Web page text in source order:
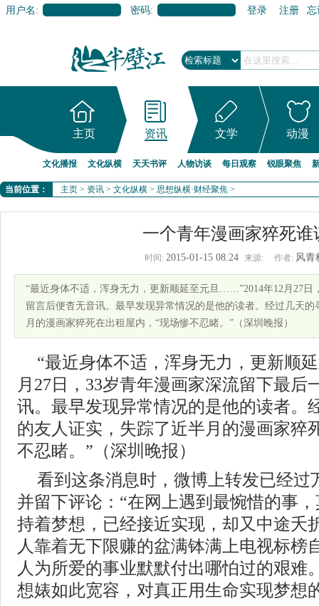
用户名: 密码: 登录 注册 忘
主页 资讯 文学 动漫
文化播报 文化纵横 天天书评 人物访谈 每日观察 锐眼聚焦
当前位置： 主页 > 资讯 > 文化纵横 > 思想纵横·财经聚焦 >
一个青年漫画家猝死谁
时间: 2015-01-15 08:24 来源: 作者: 风
“最近身体不适，浑身无力，更新顺延至元旦……”2014年12月27日
留言后便杳无音讯。最早发现异常情况的是他的读者。经过几天
月的漫画家猝死在出租屋内，“现场惨不忍睹。”（深圳晚报）
“最近身体不适，浑身无力，更新顺
月27日，33岁青年漫画家深流留下最后
讯。最早发现异常情况的是他的读者。
的友人证实，失踪了近半月的漫画家猝
不忍睹。”（深圳晚报）
看到这条消息时，微博上转发已经过
并留下评论：“在网上遇到最惋惜的事
持着梦想，已经接近实现，却又中途夭
人靠着无下限赚的盆满钵满上电视标榜
人为所爱的事业默默付出哪怕过的艰难
想婊如此宽容，对真正用生命实现梦